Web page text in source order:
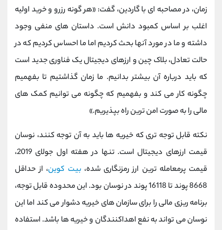
زمان، در مصاحبه ای با گاردین، گفت: «هر گونه رزرو و خرید اولیه
اغلب بر اساس کمبود دانش است. داستان های منفی وجود
داشته و ما در مورد آنها بحث کردیم اما ما احساس کردیم که در
حالت تعادل، بلاک چین و ارزهای دیجیتال یک فناوری جدید است
که باید درباره آن بیشتر بدانیم. ما زمان گذاشتیم تا بفهمیم
چگونه کار می ‌کند و بفهمیم که چگونه می‌ توانیم کمک‌ های
مالی را به صورت امن ‌ترین راه بپذیریم.»
نکته قابل توجه تری که خیریه ها باید به آن توجه کنند، نوسان
قیمت ارزهای دیجیتال است. تنها در هفته اول جولای 2019،
قیمت پرمعامله ترین ارز رمزنگاری شده،بیت کوین، از حداقل
8668 پوند تا 16118 پوند در نوسان بود. این محدوده قابل توجه،
برنامه ریزی مالی را برای سازمان های خیریه دشوار می کند اما این
نوسان می تواند به نفع اهداکنندگان و خیریه ها باشد. استفاده